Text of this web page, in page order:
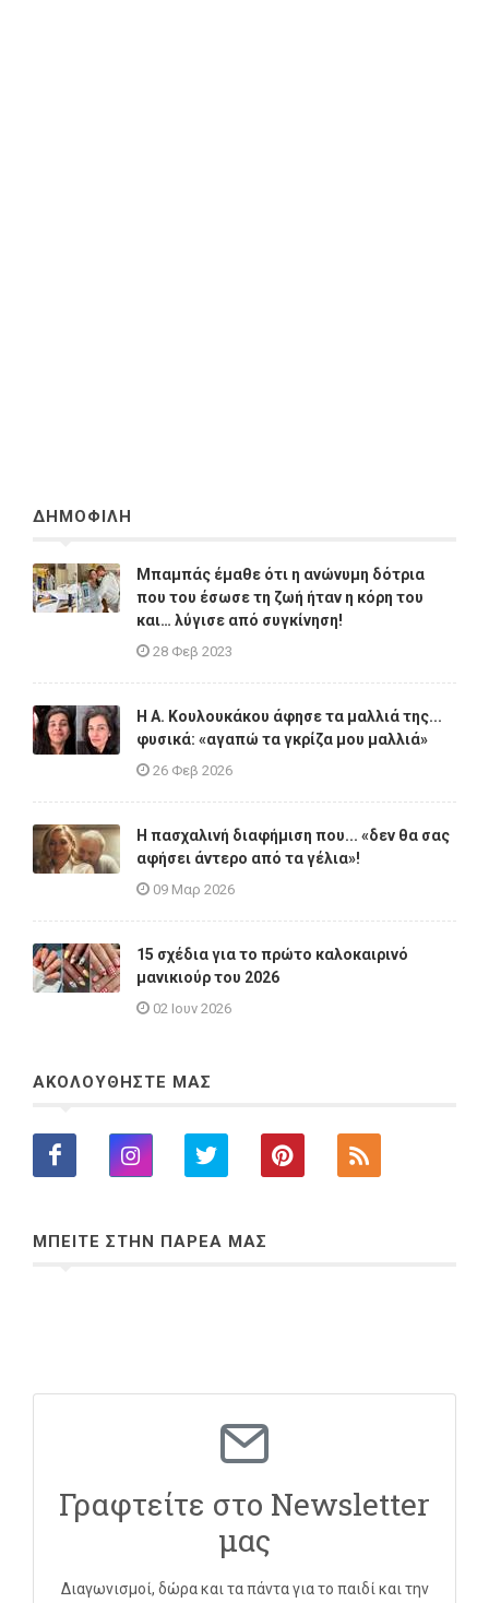
ΔΗΜΟΦΙΛΗ
Μπαμπάς έμαθε ότι η ανώνυμη δότρια
που του έσωσε τη ζωή ήταν η κόρη του
και… λύγισε από συγκίνηση!
28 Φεβ 2023
Η A. Κουλουκάκου άφησε τα μαλλιά της...
φυσικά: «αγαπώ τα γκρίζα μου μαλλιά»
26 Φεβ 2026
Η πασχαλινή διαφήμιση που... «δεν θα σας
αφήσει άντερο από τα γέλια»!
09 Μαρ 2026
15 σχέδια για το πρώτο καλοκαιρινό
μανικιούρ του 2026
02 Ιουν 2026
ΑΚΟΛΟΥΘΗΣΤΕ ΜΑΣ
ΜΠΕΙΤΕ ΣΤΗΝ ΠΑΡΕΑ ΜΑΣ
Γραφτείτε στο Newsletter
μας
Διαγωνισμοί, δώρα και τα πάντα για το παιδί και την